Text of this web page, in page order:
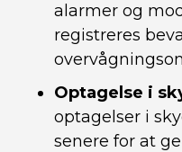
alarmer og
registreres
Optagelse i
optagelser i
senere for at